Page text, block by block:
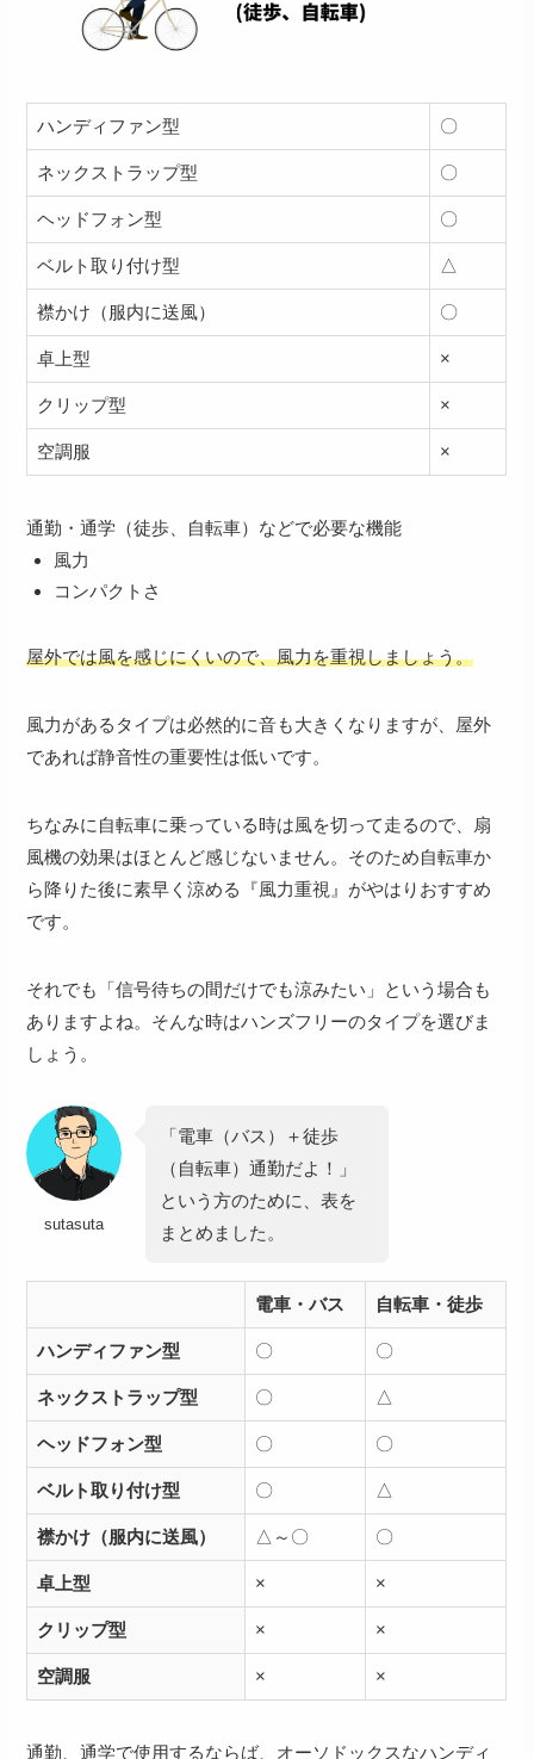
ハンディファン型 〇
ネックストラップ型 〇
ヘッドフォン型 〇
ベルト取り付け型 △
襟かけ（服内に送風） 〇
卓上型 ×
クリップ型 ×
空調服 ×
通勤・通学（徒歩、自転車）などで必要な機能
風力
コンパクトさ
屋外では風を感じにくいので、風力を重視しましょう。
風力があるタイプは必然的に音も大きくなりますが、屋外
であれば静音性の重要性は低いです。
ちなみに 自転車に乗っている時は風を切って走るので、扇
風機の効果はほとんど感じないません。 そのため自転車か
ら降りた後に素早く涼める『風力重視』がやはりおすすめ
です。
それでも「信号待ちの間だけでも涼みたい」という場合も
ありますよね。そんな時はハンズフリーのタイプを選びま
しょう。
sutasuta
「電車（バス）＋徒歩
（自転車）通勤だよ！」
という方のために、表を
まとめました。
電車・バス 自転車・徒歩
ハンディファン型 〇 〇
ネックストラップ型 〇 △
ヘッドフォン型 〇 〇
ベルト取り付け型 〇 △
襟かけ（服内に送風） △～〇 〇
卓上型 × ×
クリップ型 × ×
空調服 × ×
通勤、通学で使用するならば、オーソドックスなハンディ